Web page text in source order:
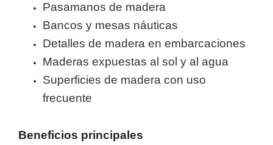
Pasamanos de madera
Bancos y mesas náuticas
Detalles de madera en embarcaciones
Maderas expuestas al sol y al agua
Superficies de madera con uso
frecuente
Beneficios principales